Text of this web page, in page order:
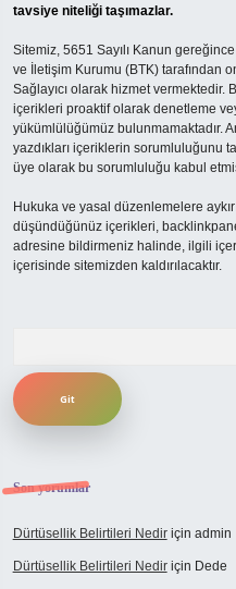
tavsiye niteliği taşımazlar.
Sitemiz, 5651 Sayılı Kanun
ve İletişim Kurumu (BTK) tarafından
Sağlayıcı olarak hizmet vermektedir.
içerikleri proaktif olarak denetleme
yükümlülüğümüz bulunmamaktadır.
yazdıkları içeriklerin sorumluluğunu
üye olarak bu sorumluluğu kabul
Hukuka ve yasal düzenlemelere
düşündüğünüz içerikleri,
adresine bildirmeniz halinde, ilgili
içerisinde sitemizden kaldırılacaktır.
Son yorumlar
Dürtüsellik Belirtileri Nediriçin admin
Dürtüsellik Belirtileri Nediriçin Dede